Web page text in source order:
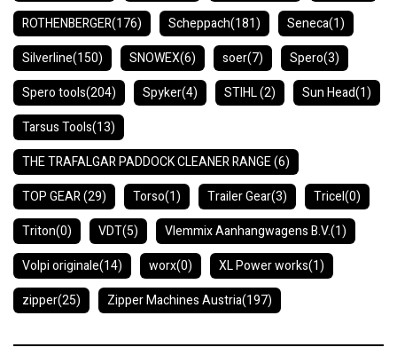
ROTHENBERGER(176) Scheppach(181) Seneca(1)
Silverline(150) SNOWEX(6) soer(7) Spero(3)
Spero tools(204) Spyker(4) STIHL(2) Sun Head(1)
Tarsus Tools(13)
THE TRAFALGAR PADDOCK CLEANER RANGE(6)
TOP GEAR(29) Torso(1) Trailer Gear(3) Tricel(0)
Triton(0) VDT(5) Vlemmix Aanhangwagens B.V.(1)
Volpi originale(14) worx(0) XL Power works(1)
zipper(25) Zipper Machines Austria(197)